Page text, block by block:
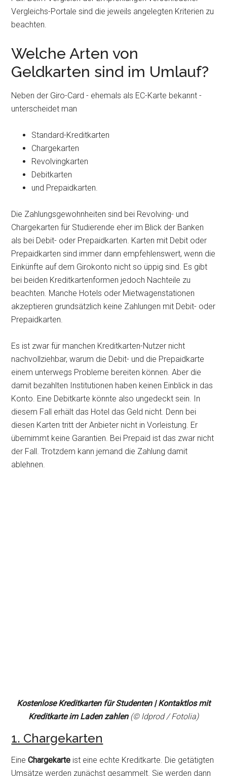
Vergleichs-Portale sind die jeweils angelegten Kriterien zu
beachten.
Welche Arten von
Geldkarten sind im Umlauf?
Neben der Giro-Card - ehemals als EC-Karte bekannt -
unterscheidet man
Standard-Kreditkarten
Chargekarten
Revolvingkarten
Debitkarten
und Prepaidkarten.
Die Zahlungsgewohnheiten sind bei Revolving- und
Chargekarten für Studierende eher im Blick der Banken
als bei Debit- oder Prepaidkarten. Karten mit Debit oder
Prepaidkarten sind immer dann empfehlenswert, wenn die
Einkünfte auf dem Girokonto nicht so üppig sind. Es gibt
bei beiden Kreditkartenformen jedoch Nachteile zu
beachten. Manche Hotels oder Mietwagenstationen
akzeptieren grundsätzlich keine Zahlungen mit Debit- oder
Prepaidkarten.
Es ist zwar für manchen Kreditkarten-Nutzer nicht
nachvollziehbar, warum die Debit- und die Prepaidkarte
einem unterwegs Probleme bereiten können. Aber die
damit bezahlten Institutionen haben keinen Einblick in das
Konto. Eine Debitkarte könnte also ungedeckt sein. In
diesem Fall erhält das Hotel das Geld nicht. Denn bei
diesen Karten tritt der Anbieter nicht in Vorleistung. Er
übernimmt keine Garantien. Bei Prepaid ist das zwar nicht
der Fall. Trotzdem kann jemand die Zahlung damit
ablehnen.
Kostenlose Kreditkarten für Studenten | Kontaktlos mit
Kreditkarte im Laden zahlen(© ldprod / Fotolia)
1. Chargekarten
EineChargekarte ist eine echte Kreditkarte. Die getätigten
Umsätze werden zunächst gesammelt. Sie werden dann